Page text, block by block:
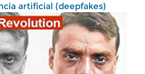
artificial (deepfakes)